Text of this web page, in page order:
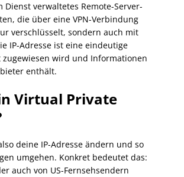
verwaltetes Remote-Server-
die über eine VPN-Verbindung
verschlüsselt, sondern auch mit
IP-Adresse ist eine eindeutige
wird und Informationen
enthält.
Virtual Private
deine IP-Adresse ändern und so
umgehen. Konkret bedeutet das:
auch von US-Fernsehsendern